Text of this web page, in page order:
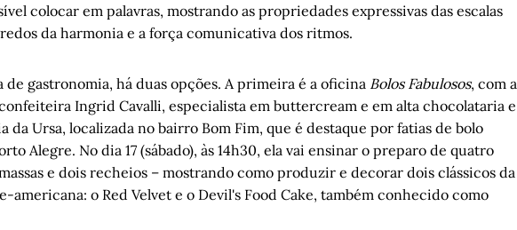
colocar em palavras, mostrando as propriedades expressivas das escalas
da harmonia e a força comunicativa dos ritmos.
de gastronomia, há duas opções. A primeira é a oficina Bolos Fabulosos, com a
Ingrid Cavalli, especialista em buttercream e em alta chocolataria e
da Ursa, localizada no bairro Bom Fim, que é destaque por fatias de bolo
Alegre. No dia 17 (sábado), às 14h30, ela vai ensinar o preparo de quatro
e dois recheios – mostrando como produzir e decorar dois clássicos da
americana: o Red Velvet e o Devil's Food Cake, também conhecido como